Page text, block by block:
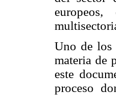
Uno de los
materia de
este
proceso